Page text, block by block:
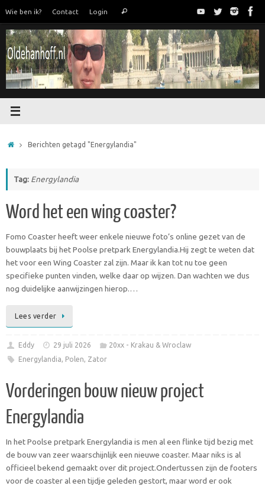
de
inhoud
Wie ben ik? Contact Login Zoeken
HomeBerichten getagd "Energylandia"
Tag: Energylandia
Word het een wing coaster?
Fomo Coaster heeft weer enkele nieuwe foto’s online gezet van de
bouwplaats bij het Poolse pretpark Energylandia.Hij zegt te weten dat
het voor een Wing Coaster zal zijn. Maar ik kan tot nu toe geen
specifieke punten vinden, welke daar op wijzen. Dan wachten we dus
nog duidelijke aanwijzingen hierop.…
Lees verder
Eddy 29 juli 2026
20xx - Krakau & Wroclaw
Energylandia
Polen Zator
Vorderingen bouw nieuw project
Energylandia
In het Poolse pretpark Energylandia is men al een flinke tijd bezig met
de bouw van zeer waarschijnlijk een nieuwe coaster. Maar niks is al
officieel bekend gemaakt over dit project.Ondertussen zijn de footers
voor de coaster al een tijdje geleden gestort, maar word er ook